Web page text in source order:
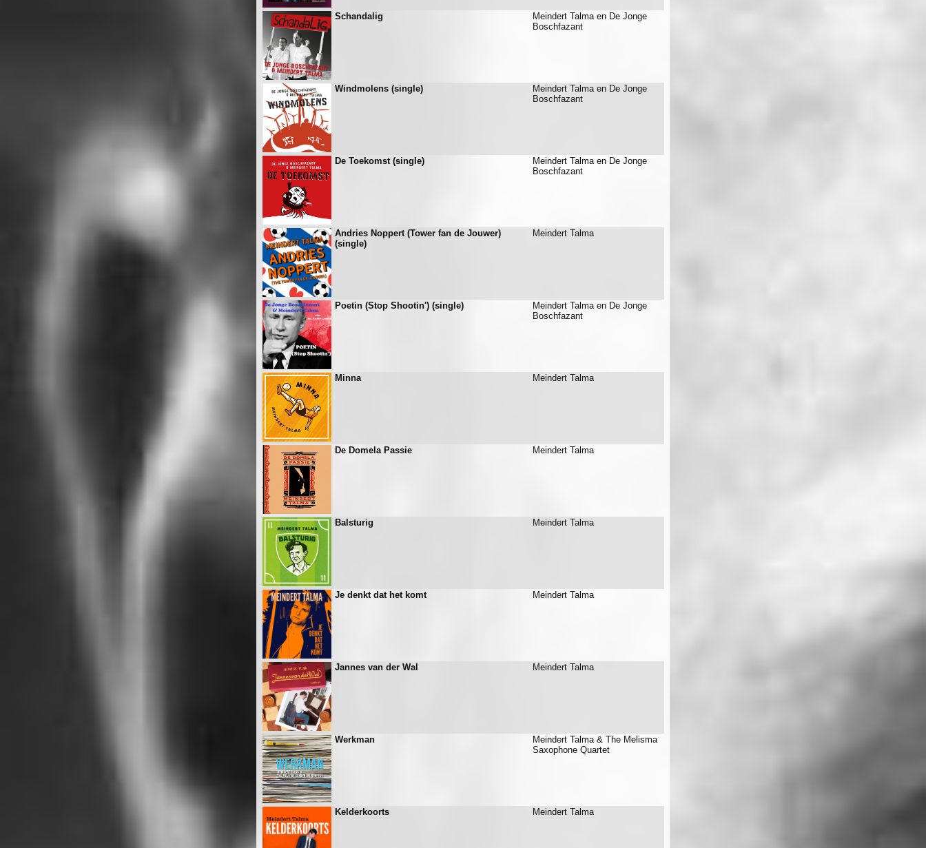
Schandalig
Meindert Talma en De Jonge
Boschfazant
Windmolens (single)
Meindert Talma en De Jonge
Boschfazant
De Toekomst (single)
Meindert Talma en De Jonge
Boschfazant
Andries Noppert (Tower fan de Jouwer)
(single)
Meindert Talma
Poetin (Stop Shootin') (single)
Meindert Talma en De Jonge
Boschfazant
Minna Meindert Talma
De Domela Passie Meindert Talma
Balsturig Meindert Talma
Je denkt dat het komt Meindert Talma
Jannes van der Wal Meindert Talma
Werkman
Meindert Talma & The Melisma
Saxophone Quartet
Kelderkoorts Meindert Talma